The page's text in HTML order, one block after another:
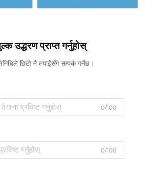
उद्धरण प्राप्त गर्नुहोस्
छिटो नै तपाईंसँग सम्पर्क गर्नेछ।
0/100
0/100